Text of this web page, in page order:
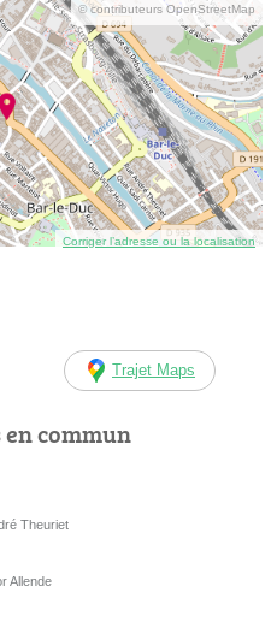
© contributeurs OpenStreetMap
Corriger l’adresse ou la localisation
Trajet Maps
commun
Theuriet
Allende